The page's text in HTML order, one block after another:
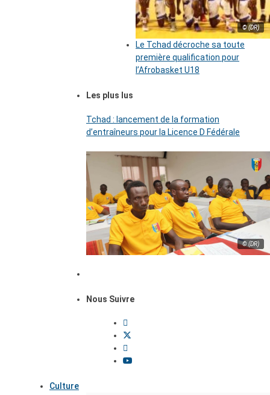
© (DR)
Le Tchad décroche sa toute
première qualification pour
l’Afrobasket U18
Les plus lus
Tchad : lancement de la formation
d’entraîneurs pour la Licence D Fédérale
© (DR)
Nous Suivre
Culture